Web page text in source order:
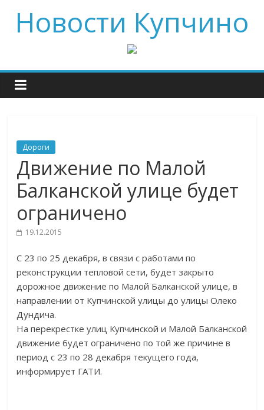
Новости Купчино
Дороги
Движение по Малой
Балканской улице будет
ограничено
19.12.2015
С 23 по 25 декабря, в связи с работами по
реконструкции тепловой сети, будет закрыто
дорожное движение по Малой Балканской улице, в
направлении от Купчинской улицы до улицы Олеко
Дундича.
На перекрестке улиц Купчинской и Малой Балканской
движение будет ограничено по той же причине в
период с 23 по 28 декабря текущего года,
информирует ГАТИ.